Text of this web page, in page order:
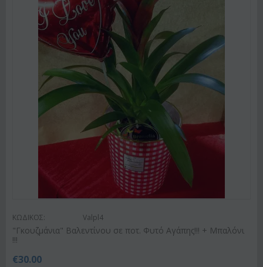
ΚΩΔΙΚΟΣ: Valpl4
"Γκουζμάνια" Βαλεντίνου σε ποτ. Φυτό Αγάπης!!! + Μπαλόνι
!!!
€30.00